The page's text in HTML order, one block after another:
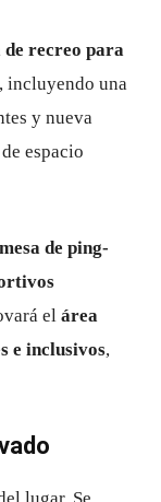
de recreo para
, incluyendo una
y nueva
de espacio
mesa de ping-
el área
e inclusivos,